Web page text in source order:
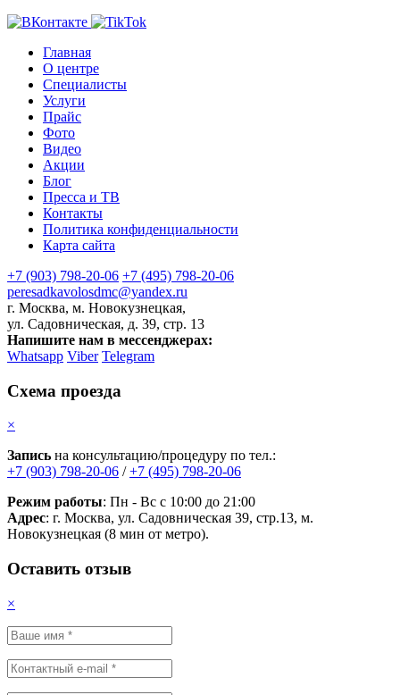
Главная
О центре
Специалисты
Услуги
Прайс
Фото
Видео
Акции
Блог
Пресса и ТВ
Контакты
Политика конфиденциальности
Карта сайта
+7 (903) 798-20-06 +7 (495) 798-20-06
peresadkavolosdmc@yandex.ru
г. Москва, м. Новокузнецкая,
ул. Садовническая, д. 39, стр. 13
Напишите нам в мессенджерах:
Whatsapp Viber Telegram
Схема проезда
×
Запись на консультацию/процедуру по тел.:
+7 (903) 798-20-06 /+7 (495) 798-20-06
Режим работы: Пн - Вс с 10:00 до 21:00
Адрес: г. Москва, ул. Садовническая 39, стр.13, м.
Новокузнецкая (8 мин от метро).
Оставить отзыв
×